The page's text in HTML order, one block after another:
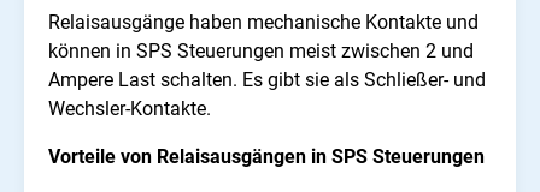
Relaisausgänge haben mechanische Kontakte und
können in SPS Steuerungen meist zwischen 2 und
Ampere Last schalten. Es gibt sie als Schließer- und
Wechsler-Kontakte.
Vorteile von Relaisausgängen in SPS Steuerungen